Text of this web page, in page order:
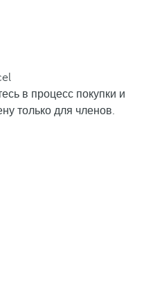
в процесс покупки и
только для членов.